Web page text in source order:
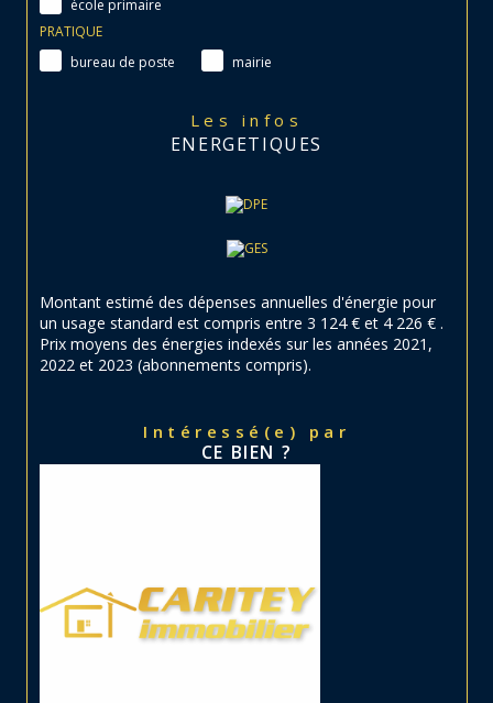
école primaire
PRATIQUE
bureau de poste
mairie
Les infos
ENERGETIQUES
Montant estimé des dépenses annuelles d'énergie pour
un usage standard est compris entre 3 124 € et 4 226 € .
Prix moyens des énergies indexés sur les années 2021,
2022 et 2023 (abonnements compris).
Intéressé(e) par
CE BIEN ?